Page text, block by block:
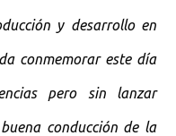
y desarrollo en
conmemorar este día
pero sin lanzar
conducción de la